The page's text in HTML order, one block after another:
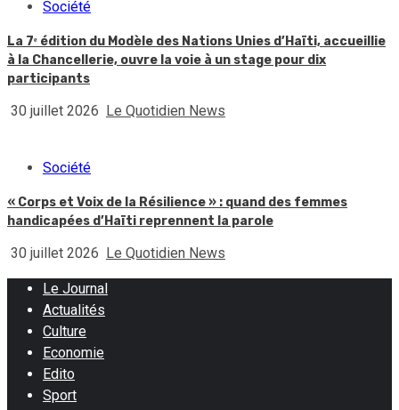
Société
La 7ᵉ édition du Modèle des Nations Unies d’Haïti, accueillie
à la Chancellerie, ouvre la voie à un stage pour dix
participants
30 juillet 2026 Le Quotidien News
Société
« Corps et Voix de la Résilience » : quand des femmes
handicapées d’Haïti reprennent la parole
30 juillet 2026 Le Quotidien News
Le Journal
Actualités
Culture
Economie
Edito
Sport